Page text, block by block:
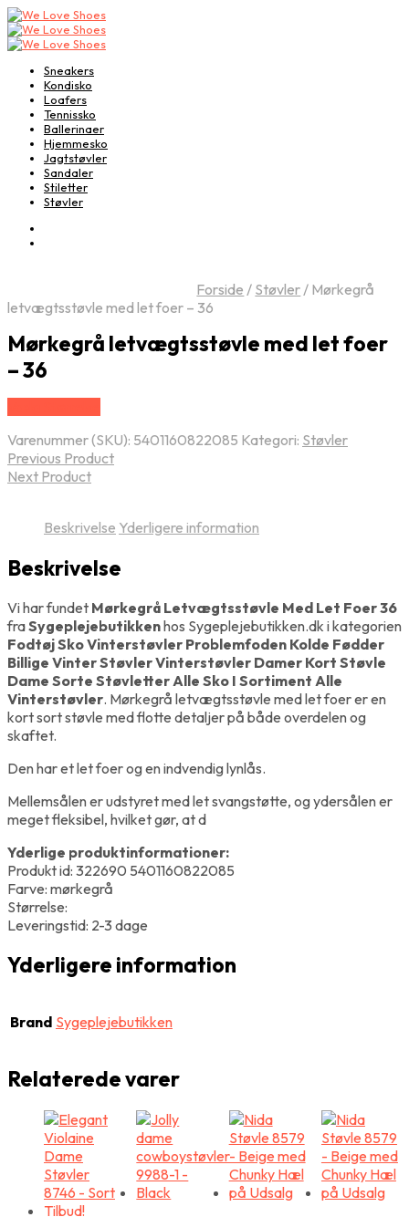
Sneakers
Kondisko
Loafers
Tennissko
Ballerinaer
Hjemmesko
Jagtstøvler
Sandaler
Stiletter
Støvler
Forside / Støvler/ Mørkegrå
letvægtsstøvle med let foer – 36
Mørkegrå letvægtsstøvle med let foer
– 36
Varenummer (SKU): 5401160822085 Kategori: Støvler
Previous Product
Next Product
Beskrivelse Yderligere information
Beskrivelse
Vi har fundet Mørkegrå Letvægtsstøvle Med Let Foer 36
fraSygeplejebutikkenhos Sygeplejebutikken.dk i kategorien
Fodtøj Sko Vinterstøvler Problemfoden Kolde Fødder
Billige Vinter Støvler Vinterstøvler Damer Kort Støvle
Dame Sorte Støvletter Alle Sko I Sortiment Alle
Vinterstøvler. Mørkegrå letvægtsstøvle med let foer er en
kort sort støvle med flotte detaljer på både overdelen og
skaftet.
Den har et let foer og en indvendig lynlås.
Mellemsålen er udstyret med let svangstøtte, og ydersålen er
meget fleksibel, hvilket gør, at d
Yderlige produktinformationer:
Produkt id: 322690 5401160822085
Farve: mørkegrå
Størrelse:
Leveringstid: 2-3 dage
Yderligere information
Brand Sygeplejebutikken
Relaterede varer